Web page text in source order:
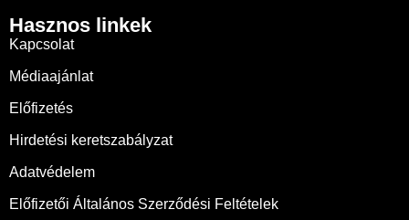
Hasznos linkek
Kapcsolat
Médiaajánlat
Előfizetés
Hirdetési keretszabályzat
Adatvédelem
Előfizetői Általános Szerződési Feltételek